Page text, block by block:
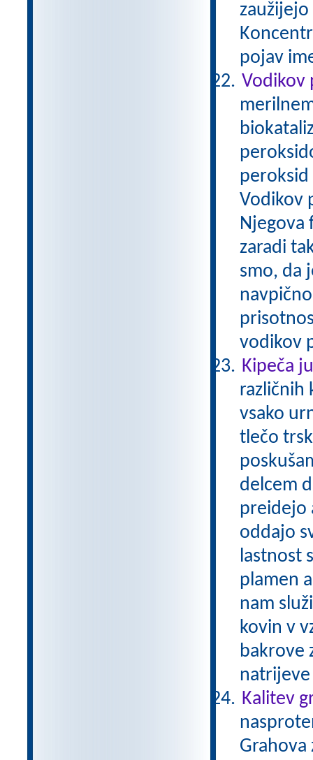
pojav
Vodikov
peroksid
Vodikov
Njegova
zaradi
smo, da
vodikov
Kipeča
različnih
vsako
tlečo
delcem
preidejo
oddajo
lastnost
plamen
nam
kovin v
bakrove
Kalitev